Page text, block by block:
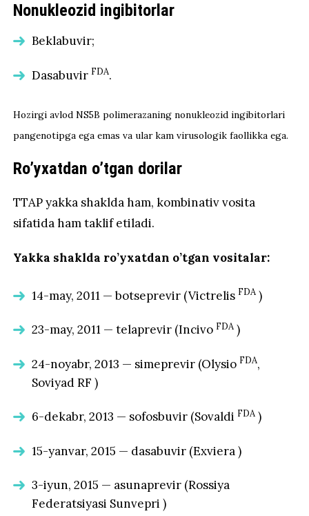
Nonukleozid ingibitorlar
Beklabuvir;
Dasabuvir FDA.
Hozirgi avlod NS5B polimerazaning nonukleozid ingibitorlari
pangenotipga ega emas va ular kam virusologik faollikka ega.
Ro’yxatdan o’tgan dorilar
TTAP yakka shaklda ham, kombinativ vosita
sifatida ham taklif etiladi.
Yakka shaklda ro’yxatdan o’tgan vositalar:
14-may, 2011 — botseprevir (Victrelis FDA )
23-may, 2011 — telaprevir (Incivo FDA )
24-noyabr, 2013 — simeprevir (Olysio FDA,
Soviyad RF )
6-dekabr, 2013 — sofosbuvir (Sovaldi FDA )
15-yanvar, 2015 — dasabuvir (Exviera )
3-iyun, 2015 — asunaprevir (Rossiya
Federatsiyasi Sunvepri )